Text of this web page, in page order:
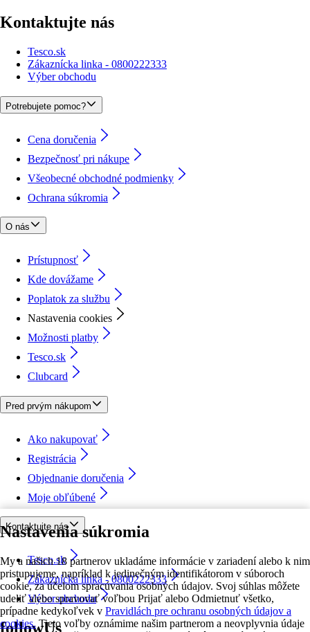
Nastavenia súkromia
My a našich 18 partnerov ukladáme informácie v zariadení alebo k nim
pristupujeme, napríklad k jedinečným identifikátorom v súboroch
cookie, za účelom spracúvania osobných údajov. Svoj súhlas môžete
udeliť alebo spravovať voľbou Prijať alebo Odmietnuť všetko,
prípadne kedykoľvek v Pravidlách pre ochranu osobných údajov a
cookies. Tieto voľby oznámime našim partnerom a neovplyvnia údaje
Kontaktujte nás
Tesco.sk
Zákaznícka linka - 0800222333
Výber obchodu
Potrebujete pomoc?
Cena doručenia
Bezpečnosť pri nákupe
Všeobecné obchodné podmienky
Ochrana súkromia
O nás
Prístupnosť
Kde dovážame
Poplatok za službu
Nastavenia cookies
Možnosti platby
Tesco.sk
Clubcard
Pred prvým nákupom
Ako nakupovať
Registrácia
Objednanie doručenia
Moje obľúbené
Kontaktujte nás
Tesco.sk
Zákaznícka linka - 0800222333
Výber obchodu
followUs